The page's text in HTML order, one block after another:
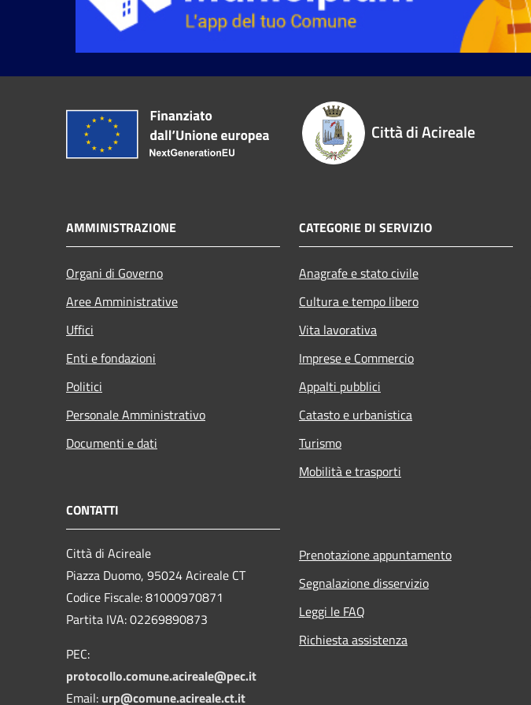
Città di Acireale
AMMINISTRAZIONE
Organi di Governo
Aree Amministrative
Uffici
Enti e fondazioni
Politici
Personale Amministrativo
Documenti e dati
CATEGORIE DI SERVIZIO
Anagrafe e stato civile
Cultura e tempo libero
Vita lavorativa
Imprese e Commercio
Appalti pubblici
Catasto e urbanistica
Turismo
Mobilità e trasporti
CONTATTI
Città di Acireale
Piazza Duomo, 95024 Acireale CT
Codice Fiscale: 81000970871
Partita IVA: 02269890873
PEC:
protocollo.comune.acireale@pec.it
Email: urp@comune.acireale.ct.it
Prenotazione appuntamento
Segnalazione disservizio
Leggi le FAQ
Richiesta assistenza